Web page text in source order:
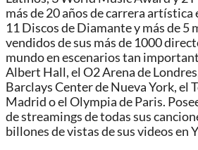
más de 20 años de carrera artística
11 Discos de Diamante y más de 5
vendidos de sus más de 1000
mundo en escenarios tan
Albert Hall, el O2 Arena de
Barclays Center de Nueva York, el
Madrid o el Olympia de Paris.
de streamings de todas sus
billones de vistas de sus videos en